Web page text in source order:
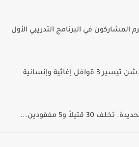
في البرنامج التدريبي الأول
نائب رئيس الوزراء. يدشن تيسير 3 قوافل إغاثية وإنسانية
و5 مفقودين...